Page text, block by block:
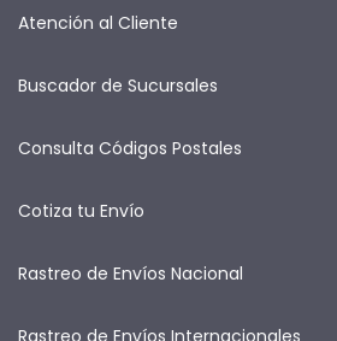
Atención al Cliente
Buscador de Sucursales
Consulta Códigos Postales
Cotiza tu Envío
Rastreo de Envíos Nacional